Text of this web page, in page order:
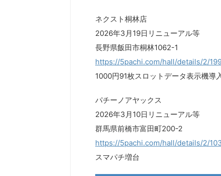
ネクスト桐林店
2026年3月19日リニューアル等
長野県飯田市桐林1062-1
https://5pachi.com/hall/details/2/
1000円91枚スロットデータ表示機導
パチーノアヤックス
2026年3月10日リニューアル等
群馬県前橋市富田町200-2
https://5pachi.com/hall/details/2/
スマパチ増台